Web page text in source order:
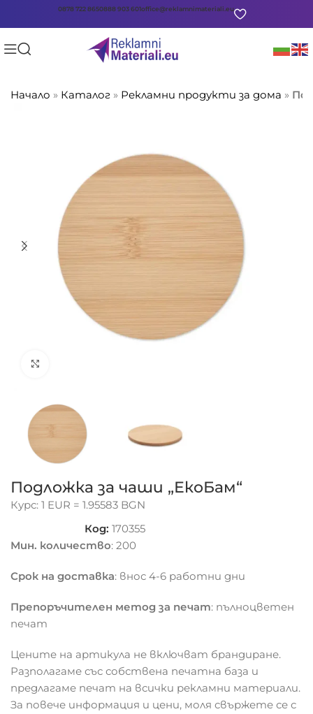
0878 722 8650888 903 601office@reklamnimateriali.eu
Начало » Каталог » Рекламни продукти за дома »
Подложка за чаши „ЕкоБам“
Курс: 1 EUR = 1.95583 BGN
Код:170355
Мин. количество: 200
Срок на доставка: внос 4-6 работни дни
Препоръчителен метод за печат: пълноцветен
печат
Цените на артикула не включват брандиране.
Разполагаме със собствена печатна база и
предлагаме печат на всички рекламни материали.
За повече информация и цени, моля свържете се с